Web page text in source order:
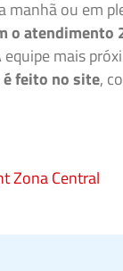
manhã ou em
o atendimento
equipe mais
feito no site,
Zona Central